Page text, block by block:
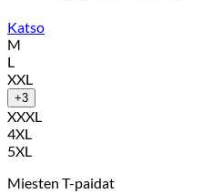
Katso
M
L
XXL
+3
XXXL
4XL
5XL
Miesten T-paidat